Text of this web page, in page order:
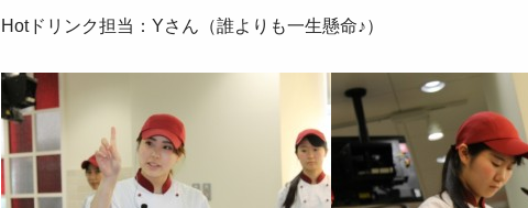
Hotドリンク担当：Yさん（誰よりも一生懸命♪）